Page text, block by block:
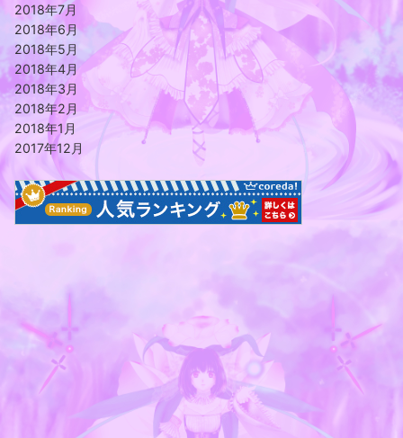
2018年7月
2018年6月
2018年5月
2018年4月
2018年3月
2018年2月
2018年1月
2017年12月